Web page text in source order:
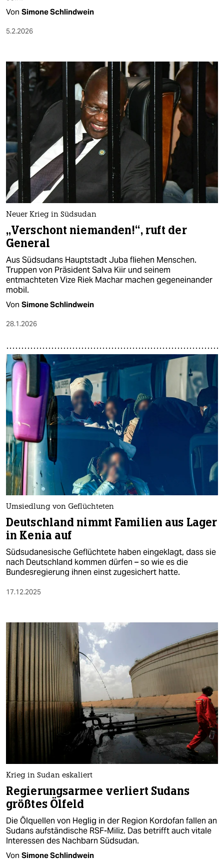
Von Simone Schlindwein
5.2.2026
Neuer Krieg in Südsudan
„Verschont niemanden!“, ruft der
General
Aus Südsudans Hauptstadt Juba fliehen Menschen.
Truppen von Präsident Salva Kiir und seinem
entmachteten Vize Riek Machar machen gegeneinander
mobil.
Von Simone Schlindwein
28.1.2026
Umsiedlung von Geflüchteten
Deutschland nimmt Familien aus Lager
in Kenia auf
Südsudanesische Geflüchtete haben eingeklagt, dass sie
nach Deutschland kommen dürfen – so wie es die
Bundesregierung ihnen einst zugesichert hatte.
17.12.2025
Krieg in Sudan eskaliert
Regierungsarmee verliert Sudans
größtes Ölfeld
Die Ölquellen von Heglig in der Region Kordofan fallen an
Sudans aufständische RSF-Miliz. Das betrifft auch vitale
Interessen des Nachbarn Südsudan.
Von Simone Schlindwein